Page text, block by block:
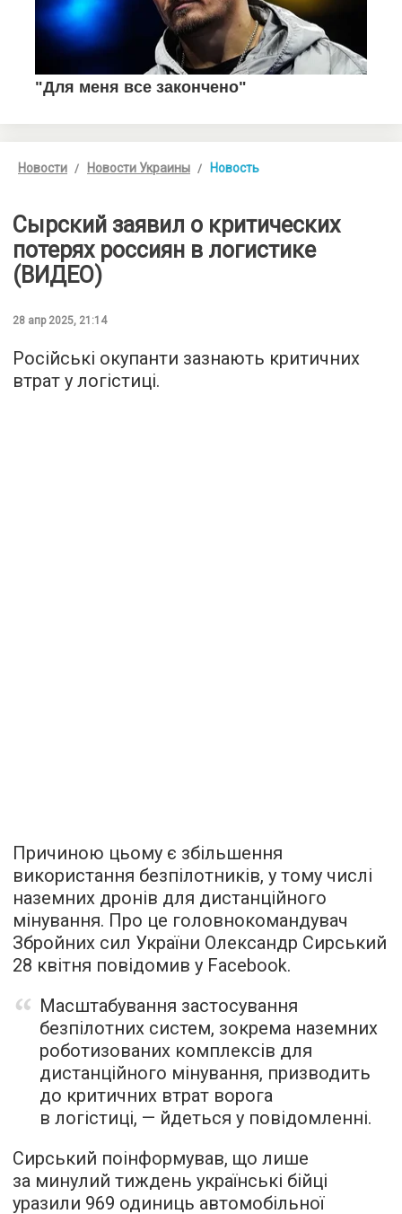
Новости Новости Украины Новость
Сырский заявил о критических
потерях россиян в логистике
(ВИДЕО)
28 апр 2025, 21:14
Російські окупанти зазнають критичних
втрат у логістиці.
Причиною цьому є збільшення
використання безпілотників, у тому числі
наземних дронів для дистанційного
мінування. Про це головнокомандувач
Збройних сил України Олександр Сирський
28 квітня повідомив у Facebook.
Масштабування застосування
безпілотних систем, зокрема наземних
роботизованих комплексів для
дистанційного мінування, призводить
до критичних втрат ворога
в логістиці, — йдеться у повідомленні.
Сирський поінформував, що лише
за минулий тиждень українські бійці
уразили 969 одиниць автомобільної